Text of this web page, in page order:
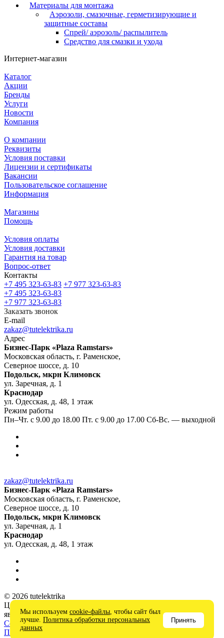
Материалы для монтажа
Аэрозоли, смазочные, герметизирующие и
защитные составы
Спрей/ аэрозоль/ распылитель
Средство для смазки и ухода
Интернет-магазин
Каталог
Акции
Бренды
Услуги
Новости
Компания
О компании
Реквизиты
Условия поставки
Лицензии и сертификаты
Вакансии
Пользовательское соглашение
Информация
Магазины
Помощь
Условия оплаты
Условия доставки
Гарантия на товар
Вопрос-ответ
Контакты
+7 495 323-63-83 +7 977 323-63-83
+7 495 323-63-83
+7 977 323-63-83
Заказать звонок
E-mail
zakaz@tutelektrika.ru
Адрес
Бизнес-Парк «Plaza Ramstars»
Московская область, г. Раменское,
Северное шоссе, д. 10
Подольск, мкрн Климовск
ул. Заречная, д. 1
Краснодар
ул. Одесская, д. 48, 1 этаж
Режим работы
Пн–Чт. с 9.00 до 18.00 Пт. с 9.00 до 17.00 Сб-Вс. — выходной
zakaz@tutelektrika.ru
Бизнес-Парк «Plaza Ramstars»
Московская область, г. Раменское,
Северное шоссе, д. 10
Подольск, мкрн Климовск
ул. Заречная, д. 1
Краснодар
ул. Одесская, д. 48, 1 этаж
© 2026 tutelektrika
Цены на сайте носят информационный характер и не
являются публичной офертой
Соглашение на обработку персональных данных
Политика в отношении обработки персональных данных
Мы используем cookie-файлы, чтобы сайт был
лучше. Политика обработки персональных
данных
Принять